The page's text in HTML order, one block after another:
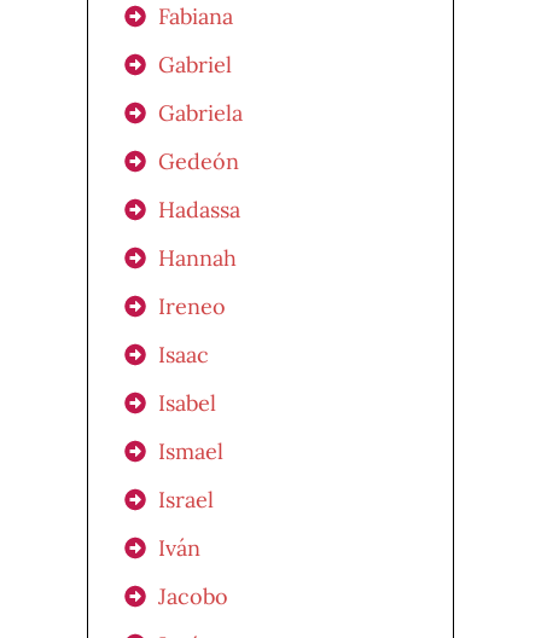
Fabiana
Gabriel
Gabriela
Gedeón
Hadassa
Hannah
Ireneo
Isaac
Isabel
Ismael
Israel
Iván
Jacobo